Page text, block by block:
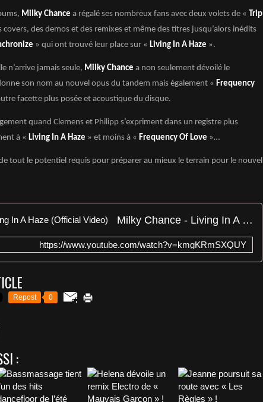
Milky Chance a régalé ses nombreux fans avec deux volets de « Trip
des demos et des remixes et même des titres jusqu’alors inédits
» qui ont trouvé leur place sur « Living In A Haze ».
n’arrive jamais seule, Milky Chance a non seulement dévoilé le
son nom au nouvel opus du tandem mais également « Frequency
facette plus posée et acoustique du disque.
quand Clemens et Philipp s’expriment dans un registre plus
à « Living In A Haze » et moins à « Frequency Of Love »…
tout le potentiel requis pour préparer au mieux le terrain pour le nouvel
Milky Chance - Living In A Haze (Official Video)
https://www.youtube.com/watch?v=kmgKRmSXQUY
Repost 0
: